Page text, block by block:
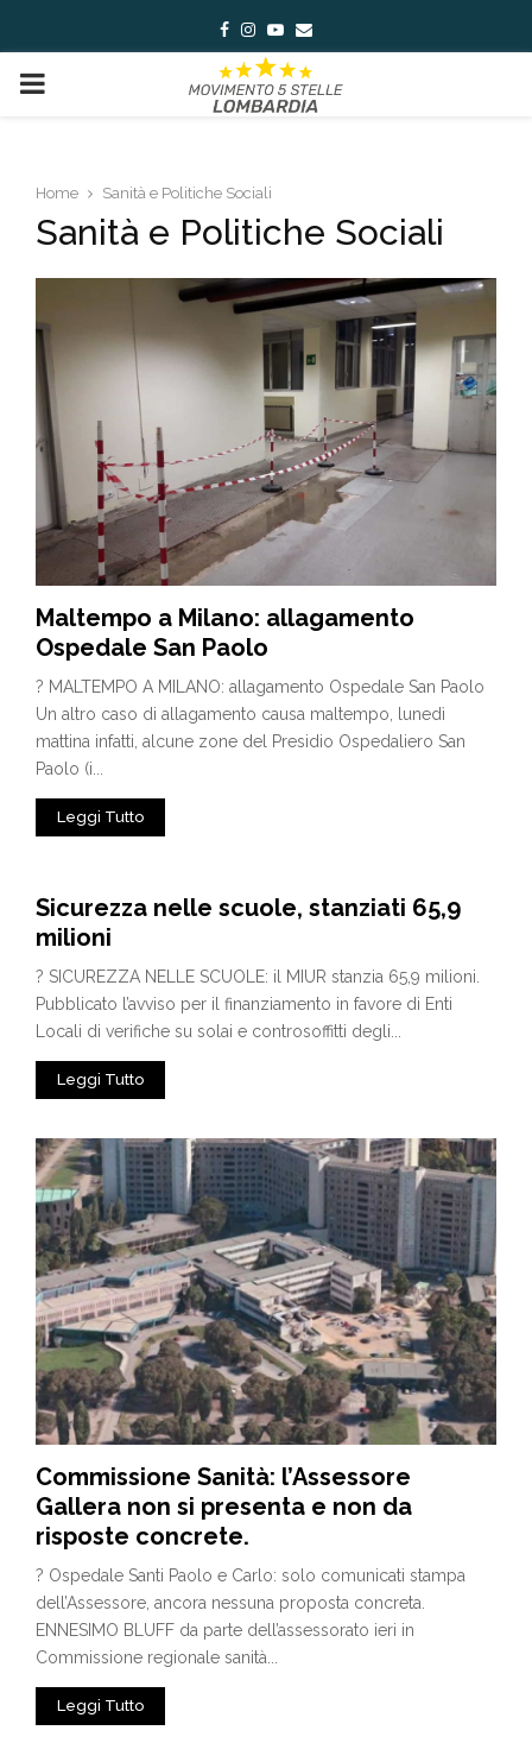
Facebook
Instagram
Youtube
Email
PRIMARY
Home Sanità e Politiche Sociali
Sanità e Politiche Sociali
Maltempo a Milano: allagamento
Ospedale San Paolo
? MALTEMPO A MILANO: allagamento Ospedale San Paolo
Un altro caso di allagamento causa maltempo, lunedì
mattina infatti, alcune zone del Presidio Ospedaliero San
Paolo (i...
Leggi Tutto
Sicurezza nelle scuole, stanziati 65,9
milioni
? SICUREZZA NELLE SCUOLE: il MIUR stanzia 65,9 milioni.
Pubblicato l’avviso per il finanziamento in favore di Enti
Locali di verifiche su solai e controsoffitti degli...
Leggi Tutto
Commissione Sanità: l’Assessore
Gallera non si presenta e non da
risposte concrete.
? Ospedale Santi Paolo e Carlo: solo comunicati stampa
dell’Assessore, ancora nessuna proposta concreta.
ENNESIMO BLUFF da parte dell’assessorato ieri in
Commissione regionale sanità...
Leggi Tutto